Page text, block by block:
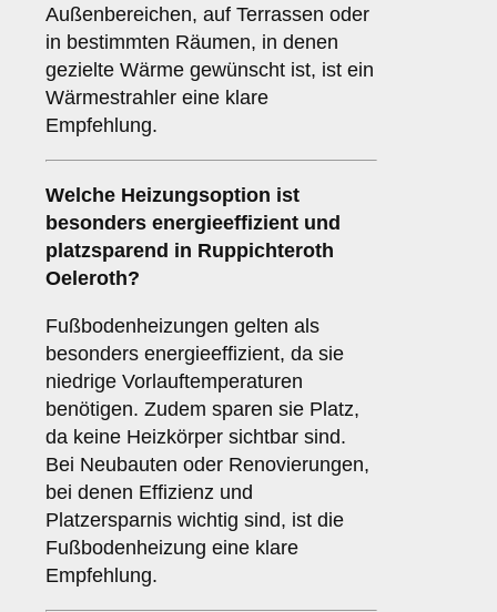
Außenbereichen, auf Terrassen oder
in bestimmten Räumen, in denen
gezielte Wärme gewünscht ist, ist ein
Wärmestrahler eine klare
Empfehlung.
Welche Heizungsoption ist
besonders energieeffizient und
platzsparend in Ruppichteroth
Oeleroth?
Fußbodenheizungen gelten als
besonders energieeffizient, da sie
niedrige Vorlauftemperaturen
benötigen. Zudem sparen sie Platz,
da keine Heizkörper sichtbar sind.
Bei Neubauten oder Renovierungen,
bei denen Effizienz und
Platzersparnis wichtig sind, ist die
Fußbodenheizung eine klare
Empfehlung.